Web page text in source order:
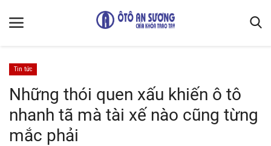
Trang chủ
Liên hệ
Kiến Thức Xe
Tin tức
Những thói quen xấu khiến ô tô
nhanh tã mà tài xế nào cũng từng
mắc phải